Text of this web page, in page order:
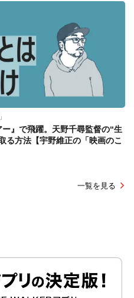
』で飛躍。天野千尋監督の“生
る方法【宇野維正の「映画のこ
一覧を見る